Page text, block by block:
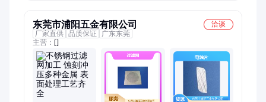
东莞市浦阳五金有限公司
洽谈
厂家直供 品质保证
广东东莞
主营： []